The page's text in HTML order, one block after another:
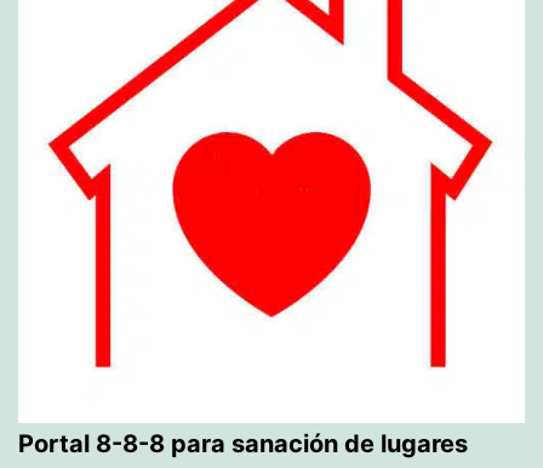
Portal 8-8-8 para sanación de lugares